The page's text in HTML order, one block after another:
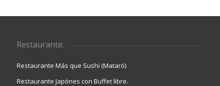
Restaurante:
Restaurante Más que Sushi (Mataró)
Restaurante Japónes con Buffet libre.